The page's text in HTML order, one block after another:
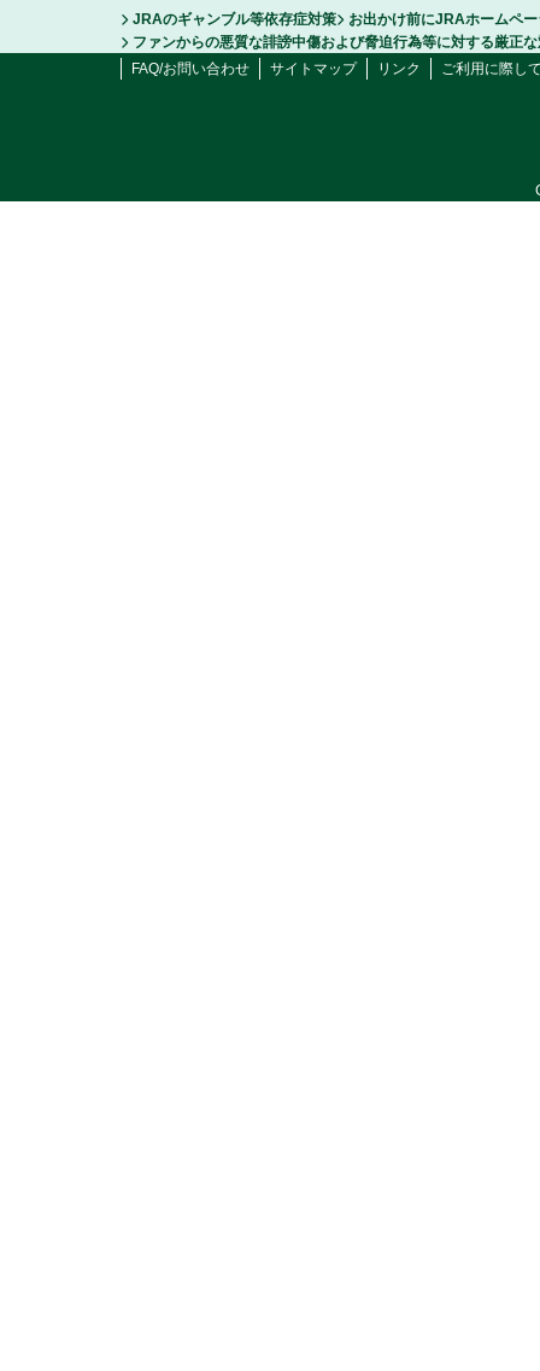
JRAのギャンブル等依存症対策
お出かけ前にJRAホームペ
ファンからの悪質な誹謗中傷および脅迫行為等に対する厳正
FAQ/お問い合わせ
サイトマップ リンク ご利用に際し